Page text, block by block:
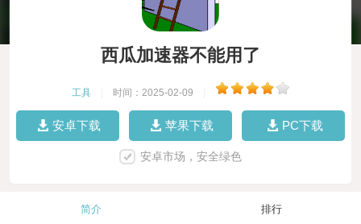
西瓜加速器不能用了
工具 时间：2025-02-09
安卓下载 苹果下载 PC下载
安卓市场，安全绿色
简介 排行